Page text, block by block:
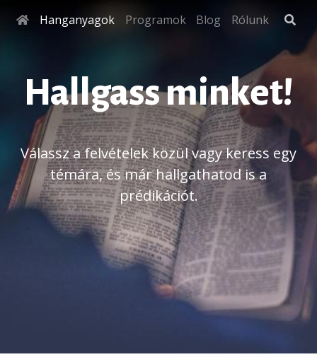
Hanganyagok Programok Blog Rólunk
Hallgass minket!
Válassz a felvételek közül vagy keress egy
témára, és már hallgathatod is a
prédikációt.